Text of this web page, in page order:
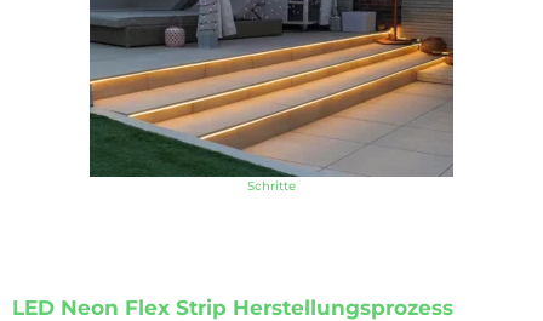
Schritte
LED Neon Flex Strip Herstellungsprozess